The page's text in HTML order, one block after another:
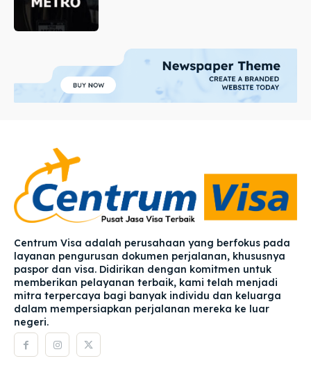
Centrum Visa adalah perusahaan yang berfokus pada
layanan pengurusan dokumen perjalanan, khususnya
paspor dan visa. Didirikan dengan komitmen untuk
memberikan pelayanan terbaik, kami telah menjadi
mitra terpercaya bagi banyak individu dan keluarga
dalam mempersiapkan perjalanan mereka ke luar
negeri.